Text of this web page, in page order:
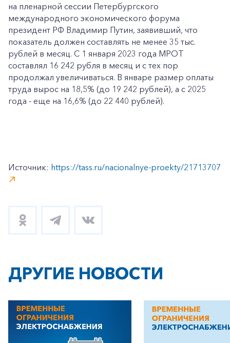
Заказать обратный звонок
Частным клиентам
на пленарной сессии Петербургского
международного экономического форума
президент РФ Владимир Путин, заявивший, что
показатель должен составлять не менее 35 тыс.
рублей в месяц. С 1 января 2023 года МРОТ
составлял 16 242 рубля в месяц и с тех пор
продолжал увеличиваться. В январе размер оплаты
труда вырос на 18,5% (до 19 242 рублей), а с 2025
года - еще на 16,6% (до 22 440 рублей).
Источник: https://tass.ru/nacionalnye-proekty/21713707
ДРУГИЕ НОВОСТИ